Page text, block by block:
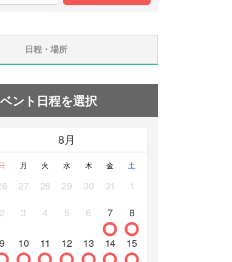
日程・場所
ント日程を選択
8月
日 月 火 水 木 金 土
27 28 29 30 31
1
2
3 4 5 6 7 8
9 10 11 12 13 14 15